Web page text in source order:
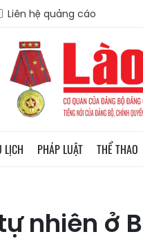
Liên hệ quảng cáo
LỊCH PHÁP LUẬT THỂ THAO
nhiên ở